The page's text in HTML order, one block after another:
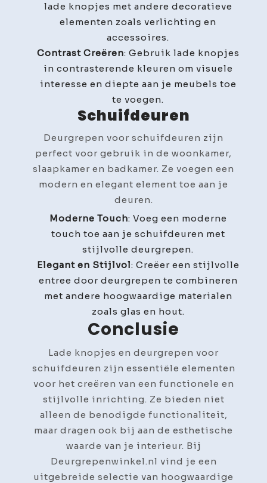
lade knopjes met andere decoratieve
elementen zoals verlichting en
accessoires.
Contrast Creëren: Gebruik lade knopjes
in contrasterende kleuren om visuele
interesse en diepte aan je meubels toe
te voegen.
Schuifdeuren
Deurgrepen voor schuifdeuren zijn
perfect voor gebruik in de woonkamer,
slaapkamer en badkamer. Ze voegen een
modern en elegant element toe aan je
deuren.
Moderne Touch: Voeg een moderne
touch toe aan je schuifdeuren met
stijlvolle deurgrepen.
Elegant en Stijlvol: Creëer een stijlvolle
entree door deurgrepen te combineren
met andere hoogwaardige materialen
zoals glas en hout.
Conclusie
Lade knopjes en deurgrepen voor
schuifdeuren zijn essentiële elementen
voor het creëren van een functionele en
stijlvolle inrichting. Ze bieden niet
alleen de benodigde functionaliteit,
maar dragen ook bij aan de esthetische
waarde van je interieur. Bij
Deurgrepenwinkel.nl vind je een
uitgebreide selectie van hoogwaardige